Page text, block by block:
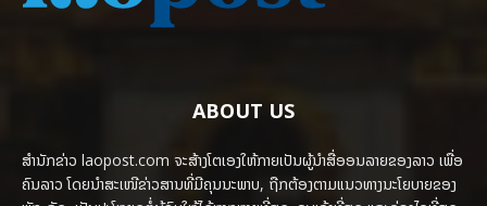
ABOUT US
ສຳນັກຂ່າວ laopost.com ຈະສ້າງໂຕເອງໃຫ້ກາຍເປັນຜູ້ນຳສື່ອອນລາຍຂອງລາວ ເພື່ອ
ຄົນລາວ ໂດຍນຳສະເໜີຂ່າວສານທີ່ມີຄຸນນະພາບ, ຖືກຕ້ອງຕາມແນວທາງນະໂຍບາຍຂອງ